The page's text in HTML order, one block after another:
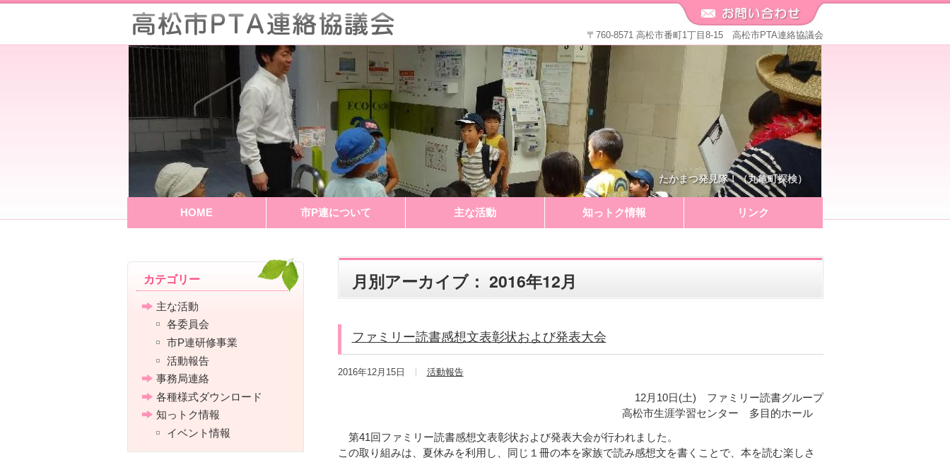
〒760-8571 高松市番町1丁目8-15 高松市PTA連絡協議会
たかまつ発見隊！（丸亀町探検）
HOME 市P連について 主な活動 知っトク情報 リンク
月別アーカイブ： 2016年12月
ファミリー読書感想文表彰状および発表大会
2016年12月15日 活動報告
12月10日(土) ファミリー読書グループ
高松市生涯学習センター 多目的ホール
第41回ファミリー読書感想文表彰状および発表大会が行われました。
この取り組みは、夏休みを利用し、同じ１冊の本を家族で読み感想文を書くことで、本を読む楽しさ
カテゴリー
主な活動
各委員会
市P連研修事業
活動報告
事務局連絡
各種様式ダウンロード
知っトク情報
イベント情報